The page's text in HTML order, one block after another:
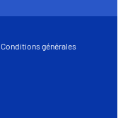
Conditions générales